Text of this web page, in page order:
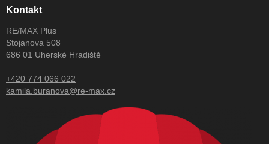
Kontakt
RE/MAX Plus
Stojanova 508
686 01 Uherské Hradiště
+420 774 066 022
kamila.buranova@re-max.cz